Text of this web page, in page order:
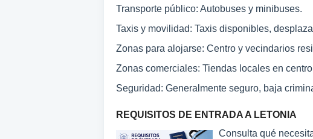
Transporte público: Autobuses y minibuses.
Taxis y movilidad: Taxis disponibles,
Zonas para alojarse: Centro y vecindarios
Zonas comerciales: Tiendas locales en
Seguridad: Generalmente seguro, baja
REQUISITOS DE ENTRADA A LETONIA
Consulta qué